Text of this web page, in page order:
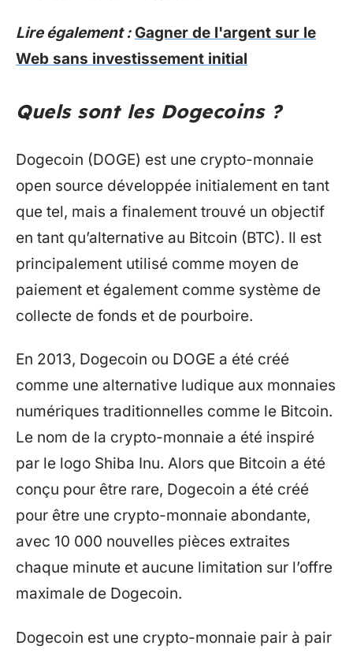
Lire également : Gagner de l'argent sur le
Web sans investissement initial
Quels sont les Dogecoins ?
Dogecoin (DOGE) est une crypto-monnaie
open source développée initialement en tant
que tel, mais a finalement trouvé un objectif
en tant qu’alternative au Bitcoin (BTC). Il est
principalement utilisé comme moyen de
paiement et également comme système de
collecte de fonds et de pourboire.
En 2013, Dogecoin ou DOGE a été créé
comme une alternative ludique aux monnaies
numériques traditionnelles comme le Bitcoin.
Le nom de la crypto-monnaie a été inspiré
par le logo Shiba Inu. Alors que Bitcoin a été
conçu pour être rare, Dogecoin a été créé
pour être une crypto-monnaie abondante,
avec 10 000 nouvelles pièces extraites
chaque minute et aucune limitation sur l’offre
maximale de Dogecoin.
Dogecoin est une crypto-monnaie pair à pair